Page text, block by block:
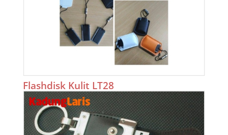
Flashdisk Kulit LT28